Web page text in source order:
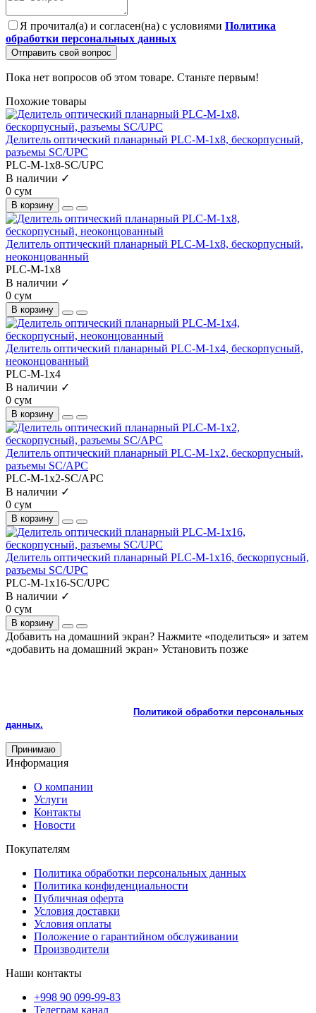
Я прочитал(а) и согласен(на) с условиями Политика
обработки персональных данных
Отправить свой вопрос
Пока нет вопросов об этом товаре. Станьте первым!
Похожие товары
Делитель оптический планарный PLC-M-1x8, бескорпусный,
разъемы SC/UPC
PLC-M-1x8-SC/UPC
В наличии ✓
0 сум
В корзину
Делитель оптический планарный PLC-M-1x8, бескорпусный,
неоконцованный
PLC-M-1x8
В наличии ✓
0 сум
В корзину
Делитель оптический планарный PLC-M-1x4, бескорпусный,
неоконцованный
PLC-M-1x4
В наличии ✓
0 сум
В корзину
Делитель оптический планарный PLC-M-1x2, бескорпусный,
разъемы SC/APC
PLC-M-1x2-SC/APC
В наличии ✓
0 сум
В корзину
Делитель оптический планарный PLC-M-1x16, бескорпусный,
разъемы SC/UPC
PLC-M-1x16-SC/UPC
В наличии ✓
0 сум
В корзину
Добавить на домашний экран? Нажмите «поделиться» и затем
«добавить на домашний экран» Установить позже
Политикой обработки персональных
данных.
Принимаю
Информация
О компании
Услуги
Контакты
Новости
Покупателям
Политика обработки персональных данных
Политика конфиденциальности
Публичная оферта
Условия доставки
Условия оплаты
Положение о гарантийном обслуживании
Производители
Наши контакты
+998 90 099-99-83
Телеграм канал